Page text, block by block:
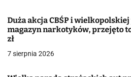
p
i
Duża akcja CBŚP i
magazyn narkotyków, przejęto
zł
7 sierpnia 2026